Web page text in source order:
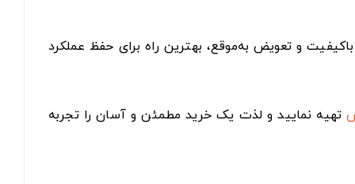
و تعویض به‌موقع، بهترین راه برای حفظ عملکرد
تهیه نمایید و لذت یک خرید مطمئن و آسان را تجربه